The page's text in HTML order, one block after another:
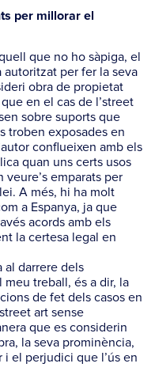
per millorar el
que no ho sàpiga, el
per fer la seva
obra de propietat
en el cas de l’street
sobre suports que
troben exposades en
conflueixen amb els
quan uns certs usos
emparats per
A més, hi ha molt
a Espanya, ja que
acords amb els
la certesa legal en
al darrere dels
treball, és a dir, la
de fet dels casos en
art sense
que es considerin
la seva prominència,
el perjudici que l’ús en